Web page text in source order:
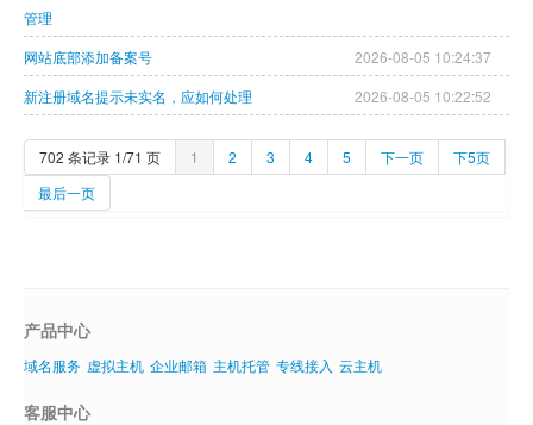
企业文化
管理
2026-08-05 10:24:37
网站底部添加备案号
2026-08-05 10:22:52
新注册域名提示未实名，应如何处理
702 条记录 1/71 页 1 2 3 4 5 下一页
下5页
最后一页
产品中心
域名服务 虚拟主机 企业邮箱 主机托管 专线接入 云主机
客服中心